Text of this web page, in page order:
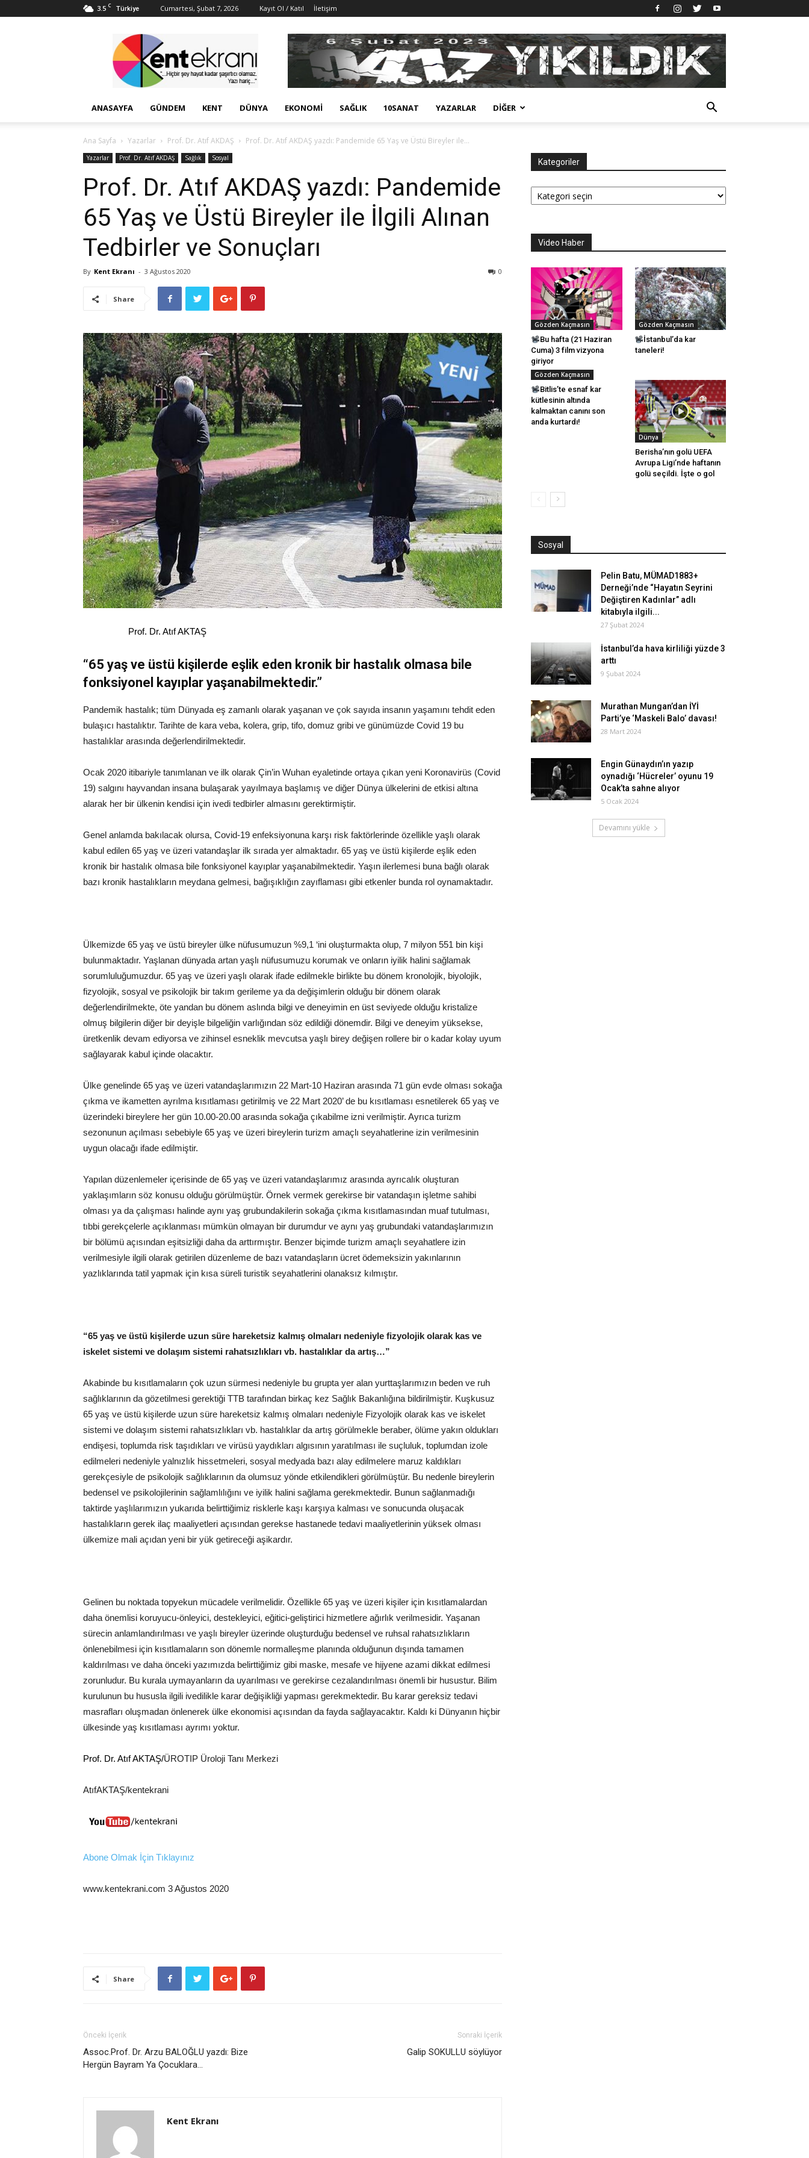
3.5 C Türkiye Cumartesi, Şubat 7, 2026 Kayıt Ol / Katıl İletişim
Ekranı
ANASAYFA GÜNDEM KENT DÜNYA EKONOMI SAĞLIK 10SANAT YAZARLAR DIĞER
Ana Sayfa Yazarlar Prof. Dr. Atıf AKDAŞ Prof. Dr. Atıf AKDAŞ yazdı: Pandemide 65 Yaş ve Üstü Bireyler ile...
Yazarlar Prof. Dr. Atıf AKDAŞ Sağlık Sosyal
Prof. Dr. Atıf AKDAŞ yazdı: Pandemide
65 Yaş ve Üstü Bireyler ile İlgili Alınan
Tedbirler ve Sonuçları
By Kent Ekranı - 3 Ağustos 2020 0
Share
Prof. Dr. Atıf AKTAŞ
“65 yaş ve üstü kişilerde eşlik eden kronik bir hastalık olmasa bile
fonksiyonel kayıplar yaşanabilmektedir.”
Pandemik hastalık; tüm Dünyada eş zamanlı olarak yaşanan ve çok sayıda insanın yaşamını tehdit eden
bulaşıcı hastalıktır. Tarihte de kara veba, kolera, grip, tifo, domuz gribi ve günümüzde Covid 19 bu
hastalıklar arasında değerlendirilmektedir.
Ocak 2020 itibariyle tanımlanan ve ilk olarak Çin’in Wuhan eyaletinde ortaya çıkan yeni Koronavirüs (Covid
19) salgını hayvandan insana bulaşarak yayılmaya başlamış ve diğer Dünya ülkelerini de etkisi altına
alarak her bir ülkenin kendisi için ivedi tedbirler almasını gerektirmiştir.
Genel anlamda bakılacak olursa, Covid-19 enfeksiyonuna karşı risk faktörlerinde özellikle yaşlı olarak
kabul edilen 65 yaş ve üzeri vatandaşlar ilk sırada yer almaktadır. 65 yaş ve üstü kişilerde eşlik eden
kronik bir hastalık olmasa bile fonksiyonel kayıplar yaşanabilmektedir. Yaşın ilerlemesi buna bağlı olarak
bazı kronik hastalıkların meydana gelmesi, bağışıklığın zayıflaması gibi etkenler bunda rol oynamaktadır.
Ülkemizde 65 yaş ve üstü bireyler ülke nüfusumuzun %9,1 ‘ini oluşturmakta olup, 7 milyon 551 bin kişi
bulunmaktadır. Yaşlanan dünyada artan yaşlı nüfusumuzu korumak ve onların iyilik halini sağlamak
sorumluluğumuzdur. 65 yaş ve üzeri yaşlı olarak ifade edilmekle birlikte bu dönem kronolojik, biyolojik,
fizyolojik, sosyal ve psikolojik bir takım gerileme ya da değişimlerin olduğu bir dönem olarak
değerlendirilmekte, öte yandan bu dönem aslında bilgi ve deneyimin en üst seviyede olduğu kristalize
olmuş bilgilerin diğer bir deyişle bilgeliğin varlığından söz edildiği dönemdir. Bilgi ve deneyim yüksekse,
üretkenlik devam ediyorsa ve zihinsel esneklik mevcutsa yaşlı birey değişen rollere bir o kadar kolay uyum
sağlayarak kabul içinde olacaktır.
Ülke genelinde 65 yaş ve üzeri vatandaşlarımızın 22 Mart-10 Haziran arasında 71 gün evde olması sokağa
çıkma ve ikametten ayrılma kısıtlaması getirilmiş ve 22 Mart 2020’ de bu kısıtlaması esnetilerek 65 yaş ve
üzerindeki bireylere her gün 10.00-20.00 arasında sokağa çıkabilme izni verilmiştir. Ayrıca turizm
sezonunun açılması sebebiyle 65 yaş ve üzeri bireylerin turizm amaçlı seyahatlerine izin verilmesinin
uygun olacağı ifade edilmiştir.
Yapılan düzenlemeler içerisinde de 65 yaş ve üzeri vatandaşlarımız arasında ayrıcalık oluşturan
yaklaşımların söz konusu olduğu görülmüştür. Örnek vermek gerekirse bir vatandaşın işletme sahibi
olması ya da çalışması halinde aynı yaş grubundakilerin sokağa çıkma kısıtlamasından muaf tutulması,
tıbbi gerekçelerle açıklanması mümkün olmayan bir durumdur ve aynı yaş grubundaki vatandaşlarımızın
bir bölümü açısından eşitsizliği daha da arttırmıştır. Benzer biçimde turizm amaçlı seyahatlere izin
verilmesiyle ilgili olarak getirilen düzenleme de bazı vatandaşların ücret ödemeksizin yakınlarının
yazlıklarında tatil yapmak için kısa süreli turistik seyahatlerini olanaksız kılmıştır.
“65 yaş ve üstü kişilerde uzun süre hareketsiz kalmış olmaları nedeniyle fizyolojik olarak kas ve
iskelet sistemi ve dolaşım sistemi rahatsızlıkları vb. hastalıklar da artış…”
Akabinde bu kısıtlamaların çok uzun sürmesi nedeniyle bu grupta yer alan yurttaşlarımızın beden ve ruh
sağlıklarının da gözetilmesi gerektiği TTB tarafından birkaç kez Sağlık Bakanlığına bildirilmiştir. Kuşkusuz
65 yaş ve üstü kişilerde uzun süre hareketsiz kalmış olmaları nedeniyle Fizyolojik olarak kas ve iskelet
sistemi ve dolaşım sistemi rahatsızlıkları vb. hastalıklar da artış görülmekle beraber, ölüme yakın oldukları
endişesi, toplumda risk taşıdıkları ve virüsü yaydıkları algısının yaratılması ile suçluluk, toplumdan izole
edilmeleri nedeniyle yalnızlık hissetmeleri, sosyal medyada bazı alay edilmelere maruz kaldıkları
gerekçesiyle de psikolojik sağlıklarının da olumsuz yönde etkilendikleri görülmüştür. Bu nedenle bireylerin
bedensel ve psikolojilerinin sağlamlılığını ve iyilik halini sağlama gerekmektedir. Bunun sağlanmadığı
taktirde yaşlılarımızın yukarıda belirttiğimiz risklerle kaşı karşıya kalması ve sonucunda oluşacak
hastalıkların gerek ilaç maaliyetleri açısından gerekse hastanede tedavi maaliyetlerinin yüksek olması
ülkemize mali açıdan yeni bir yük getireceği aşikardır.
Gelinen bu noktada topyekun mücadele verilmelidir. Özellikle 65 yaş ve üzeri kişiler için kısıtlamalardan
daha önemlisi koruyucu-önleyici, destekleyici, eğitici-geliştirici hizmetlere ağırlık verilmesidir. Yaşanan
sürecin anlamlandırılması ve yaşlı bireyler üzerinde oluşturduğu bedensel ve ruhsal rahatsızlıkların
önlenebilmesi için kısıtlamaların son dönemle normalleşme planında olduğunun dışında tamamen
kaldırılması ve daha önceki yazımızda belirttiğimiz gibi maske, mesafe ve hijyene azami dikkat edilmesi
zorunludur. Bu kurala uymayanların da uyarılması ve gerekirse cezalandırılması önemli bir husustur. Bilim
kurulunun bu hususla ilgili ivedilikle karar değişikliği yapması gerekmektedir. Bu karar gereksiz tedavi
masrafları oluşmadan önlenerek ülke ekonomisi açısından da fayda sağlayacaktır. Kaldı ki Dünyanın hiçbir
ülkesinde yaş kısıtlaması ayrımı yoktur.
Prof. Dr. Atıf AKTAŞ/ÜROTIP Üroloji Tanı Merkezi
AtıfAKTAŞ/kentekrani
Abone Olmak İçin Tıklayınız
www.kentekrani.com 3 Ağustos 2020
Share
Önceki İçerik
Assoc.Prof. Dr. Arzu BALOĞLU yazdı: Bize
Hergün Bayram Ya Çocuklara…
Sonraki İçerik
Galip SOKULLU söylüyor
Kent Ekranı
Kategoriler
Kategoriler
Video Haber
Gözden Kaçmasın
Bu hafta (21 Haziran
Cuma) 3 film vizyona
giriyor
Gözden Kaçmasın
İstanbul’da kar
taneleri!
Gözden Kaçmasın
Bitlis’te esnaf kar
kütlesinin altında
kalmaktan canını son
anda kurtardı!
Dünya
Berisha’nın golü UEFA
Avrupa Ligi’nde haftanın
golü seçildi. İşte o gol
Sosyal
Pelin Batu, MÜMAD1883+
Derneği’nde “Hayatın Seyrini
Değiştiren Kadınlar” adlı
kitabıyla ilgili...
27 Şubat 2024
İstanbul’da hava kirliliği yüzde 3
arttı
9 Şubat 2024
Murathan Mungan’dan İYİ
Parti’ye ‘Maskeli Balo’ davası!
28 Mart 2024
Engin Günaydın’ın yazıp
oynadığı ‘Hücreler’ oyunu 19
Ocak’ta sahne alıyor
5 Ocak 2024
Devamını yükle